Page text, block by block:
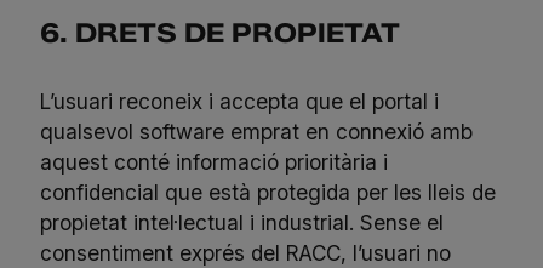
6. DRETS DE PROPIETAT
L’usuari reconeix i accepta que el portal i
qualsevol software emprat en connexió amb
aquest conté informació prioritària i
confidencial que està protegida per les lleis de
propietat intel·lectual i industrial. Sense el
consentiment exprés del RACC, l’usuari no